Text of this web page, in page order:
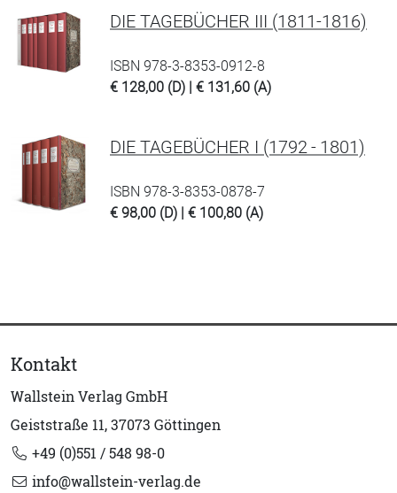
DIE TAGEBÜCHER III (1811-1816)
ISBN 978-3-8353-0912-8
€ 128,00 (D) | € 131,60 (A)
DIE TAGEBÜCHER I (1792 - 1801)
ISBN 978-3-8353-0878-7
€ 98,00 (D) | € 100,80 (A)
Kontakt
Wallstein Verlag GmbH
Geiststraße 11, 37073 Göttingen
+49 (0)551 / 548 98-0
info@wallstein-verlag.de